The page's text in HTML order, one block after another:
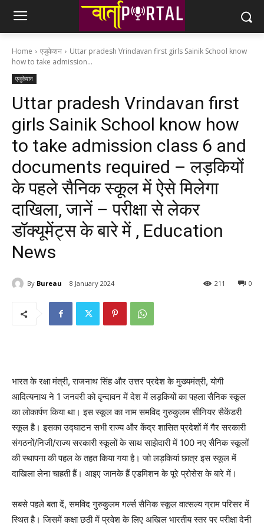
Home एजुकेशन
Uttar pradesh Vrindavan first girls Sainik School know
how to take admission...
एजुकेशन
Uttar pradesh Vrindavan first
girls Sainik School know how
to take admission class 6 and
documents required – लड़कियों
के पहले सैनिक स्‍कूल में ऐसे मिलेगा
दाखिला, जानें – परीक्षा से लेकर
डॉक्यूमेंट्स के बारे में , Education
News
By Bureau 8 January 2024 0
211
भारत के रक्षा मंत्री, राजनाथ सिंह और उत्तर प्रदेश के मुख्यमंत्री, योगी
आदित्यनाथ ने 1 जनवरी को वृन्दावन में देश में लड़कियों का पहला सैनिक स्‍कूल
का लोकार्पण किया था। इस स्कूल का नाम समविद गुरुकुलम सीनियर सैकेंडरी
स्कूल है। इसका उद्घाटन सभी राज्य और केंद्र शासित प्रदेशों में गैर सरकारी
संगठनों/निजी/राज्य सरकारी स्कूलों के साथ साझेदारी में 100 नए सैनिक स्कूलों
की स्थापना की पहल के तहत किया गया है। जो लड़कियां छात्र इस स्कूल में
दाखिला लेना चाहती हैं। आइए जानके हैं एडमिशन के पूरे प्रोसेस के बारे में।
सबसे पहले बता दें, समविद गुरुकुलम गर्ल्स सैनिक स्कूल वात्सल्य ग्राम परिसर में
स्थित है। जिसमें कक्षा छठी में प्रवेश के लिए अखिल भारतीय स्तर पर परीक्षा देनी